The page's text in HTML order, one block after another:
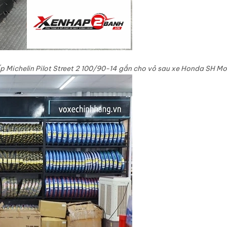
Michelin Pilot Street 2 100/90-14 gắn cho vỏ sau xe Honda SH